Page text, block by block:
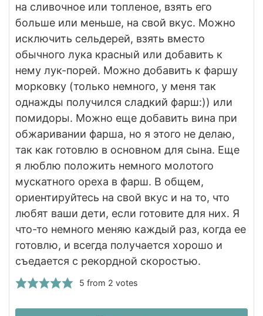
на сливочное или топленое, взять его
больше или меньше, на свой вкус. Можно
исключить сельдерей, взять вместо
обычного лука красный или добавить к
нему лук-порей. Можно добавить к фаршу
морковку (только немного, у меня так
однажды получился сладкий фарш:)) или
помидоры. Можно еще добавить вина при
обжаривании фарша, но я этого не делаю,
так как готовлю в основном для сына. Еще
я люблю положить немного молотого
мускатного ореха в фарш. В общем,
ориентируйтесь на свой вкус и на то, что
любят ваши дети, если готовите для них. Я
что-то немного меняю каждый раз, когда ее
готовлю, и всегда получается хорошо и
съедается с рекордной скоростью.
5 from 2 votes